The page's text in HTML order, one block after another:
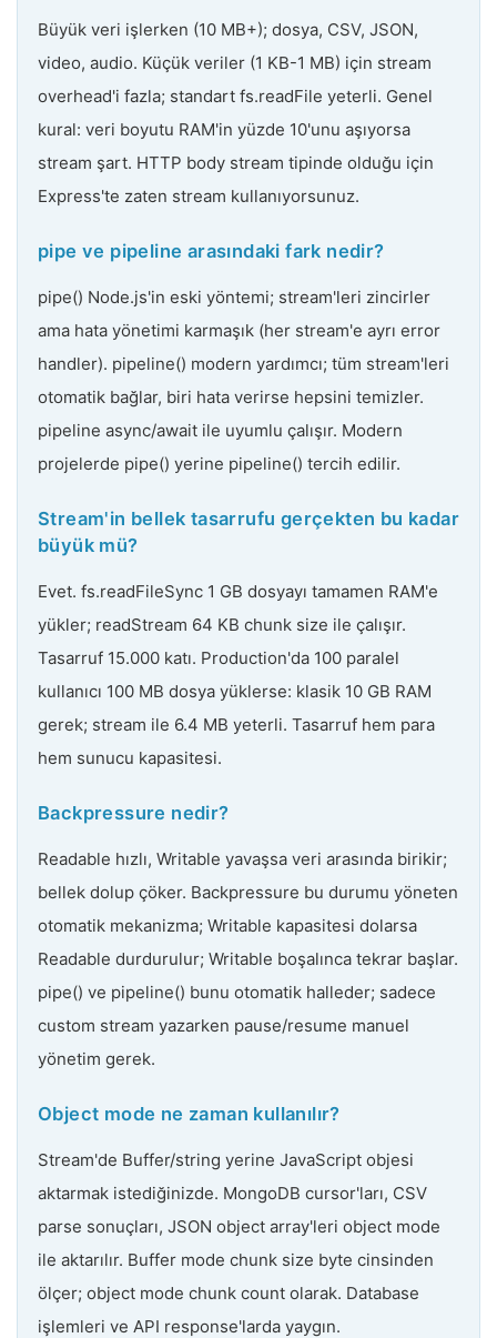
Büyük veri işlerken (10 MB+); dosya, CSV, JSON,
video, audio. Küçük veriler (1 KB-1 MB) için stream
overhead'i fazla; standart fs.readFile yeterli. Genel
kural: veri boyutu RAM'in yüzde 10'unu aşıyorsa
stream şart. HTTP body stream tipinde olduğu için
Express'te zaten stream kullanıyorsunuz.
pipe ve pipeline arasındaki fark nedir?
pipe() Node.js'in eski yöntemi; stream'leri zincirler
ama hata yönetimi karmaşık (her stream'e ayrı error
handler). pipeline() modern yardımcı; tüm stream'leri
otomatik bağlar, biri hata verirse hepsini temizler.
pipeline async/await ile uyumlu çalışır. Modern
projelerde pipe() yerine pipeline() tercih edilir.
Stream'in bellek tasarrufu gerçekten bu kadar
büyük mü?
Evet. fs.readFileSync 1 GB dosyayı tamamen RAM'e
yükler; readStream 64 KB chunk size ile çalışır.
Tasarruf 15.000 katı. Production'da 100 paralel
kullanıcı 100 MB dosya yüklerse: klasik 10 GB RAM
gerek; stream ile 6.4 MB yeterli. Tasarruf hem para
hem sunucu kapasitesi.
Backpressure nedir?
Readable hızlı, Writable yavaşsa veri arasında birikir;
bellek dolup çöker. Backpressure bu durumu yöneten
otomatik mekanizma; Writable kapasitesi dolarsa
Readable durdurulur; Writable boşalınca tekrar başlar.
pipe() ve pipeline() bunu otomatik halleder; sadece
custom stream yazarken pause/resume manuel
yönetim gerek.
Object mode ne zaman kullanılır?
Stream'de Buffer/string yerine JavaScript objesi
aktarmak istediğinizde. MongoDB cursor'ları, CSV
parse sonuçları, JSON object array'leri object mode
ile aktarılır. Buffer mode chunk size byte cinsinden
ölçer; object mode chunk count olarak. Database
işlemleri ve API response'larda yaygın.